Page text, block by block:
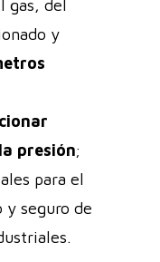
gas, del
y
presión;
para el
y seguro de